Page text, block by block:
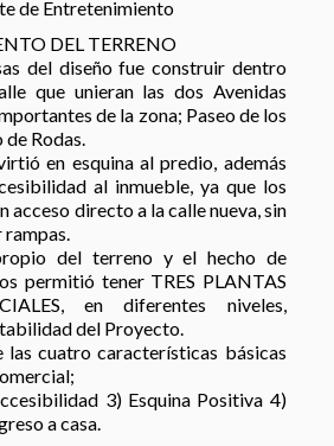
de Entretenimiento
DEL TERRENO
del diseño fue construir dentro
que unieran las dos Avenidas
de la zona; Paseo de los
de Rodas.
en esquina al predio, además
al inmueble, ya que los
acceso directo a la calle nueva, sin
rampas.
del terreno y el hecho de
permitió tener TRES PLANTAS
en diferentes niveles,
del Proyecto.
las cuatro características básicas
3) Esquina Positiva 4)
a casa.